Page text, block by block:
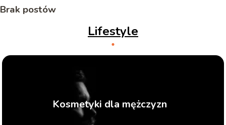
Brak postów
Lifestyle
Kosmetyki dla mężczyzn